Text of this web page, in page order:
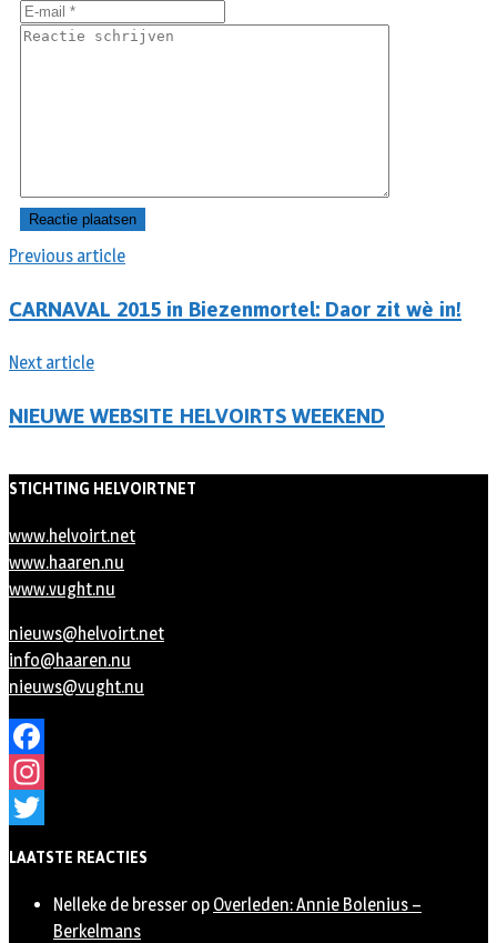
Previous article
CARNAVAL 2015 in Biezenmortel: Daor zit wè in!
Next article
NIEUWE WEBSITE HELVOIRTS WEEKEND
STICHTING HELVOIRTNET
www.helvoirt.net
www.haaren.nu
www.vught.nu
nieuws@helvoirt.net
info@haaren.nu
nieuws@vught.nu
Facebook
Instagram
LAATSTE REACTIES
Nelleke de bresser op Overleden: Annie Bolenius –
Berkelmans